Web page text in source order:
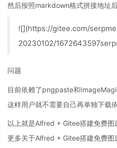
然后按照markdown格式拼接地址
![](https://gitee.com/
20230102/
问题
目前依赖了pngpaste和
这样用户就不需要自己再单独下载
以上就是Alfred + Gitee搭建免费图
更多关于Alfred + Gitee搭建免费